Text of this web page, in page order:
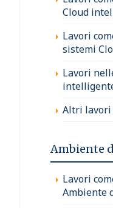
Cloud
Lavori
sistemi
Lavori
Altri
Ambiente
Lavori
Ambiente